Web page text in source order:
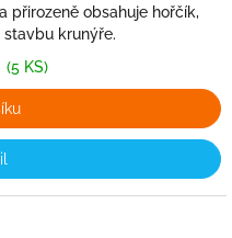
přirozeně obsahuje hořčík,
krunýře.
(5 KS)